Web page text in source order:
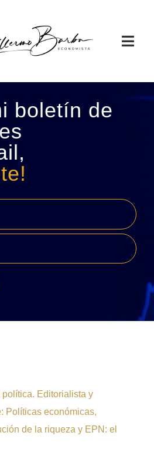
boletín de
Editorialista y
Políticas económicas,
de la riqueza y EPN: el